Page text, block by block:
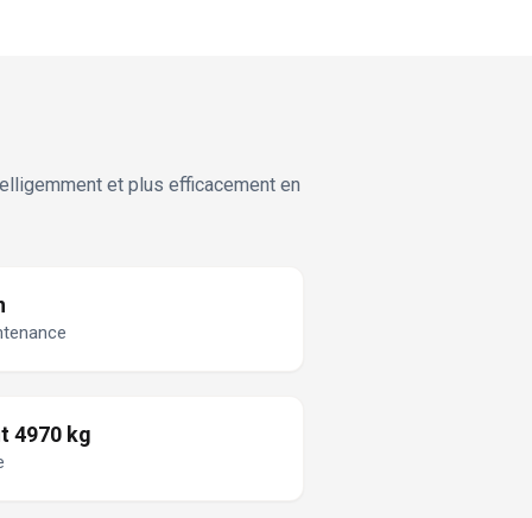
et plus efficacement en
4970 kg